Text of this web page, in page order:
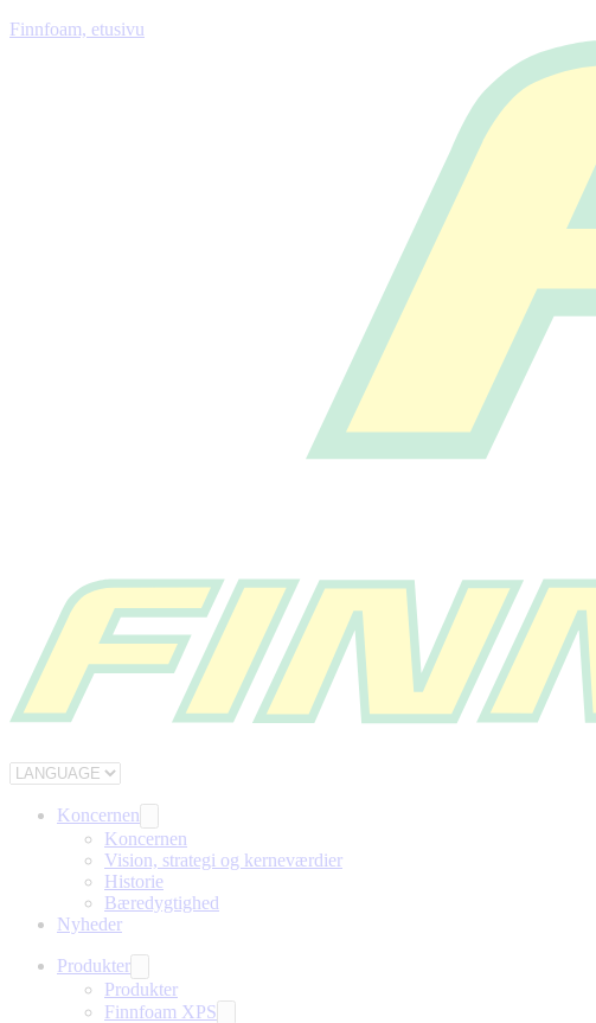
Finnfoam, etusivu
Koncernen
Koncernen
Vision, strategi og kerneværdier
Historie
Bæredygtighed
Nyheder
Produkter
Produkter
Finnfoam XPS